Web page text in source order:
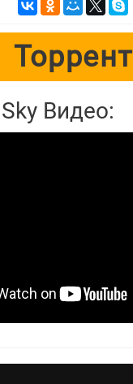
Торрент
Видео: